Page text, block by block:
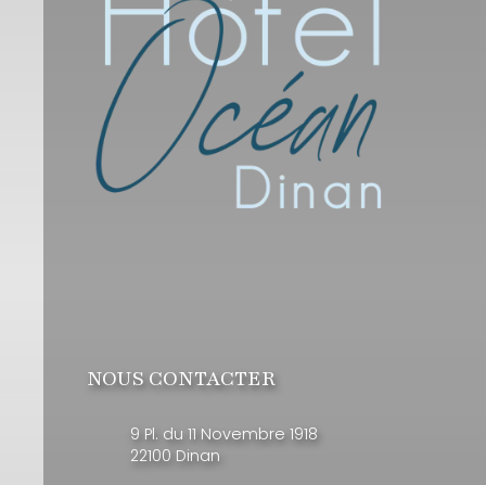
NOUS CONTACTER
9 Pl. du 11 Novembre 1918
22100 Dinan